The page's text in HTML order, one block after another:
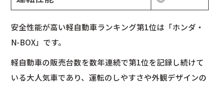
安全性能が高い軽自動車ランキング第1位は「ホンダ・
N-BOX」です。
軽自動車の販売台数を数年連続で第1位を記録し続けて
いる大人気車であり、運転のしやすさや外観デザインの